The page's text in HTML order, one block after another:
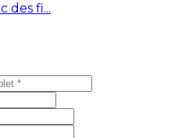
des fi...